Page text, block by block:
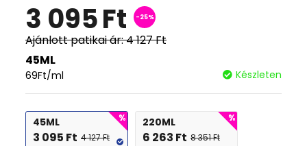
3 095Ft -25%
Ajánlott patikai ár:4 127Ft
45ML
69Ft/ml Készleten
45ML
3 095 Ft 4 127Ft
220ML
6 263 Ft 8 351Ft